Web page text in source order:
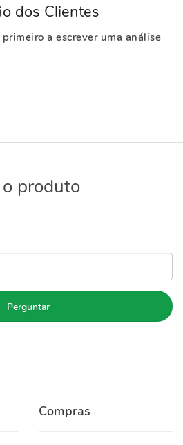
dos Clientes
primeiro a escrever uma análise
produto
Perguntar
Compras